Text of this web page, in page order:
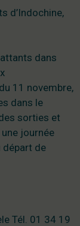
d’Indochine,
dans
11 novembre,
dans le
sorties et
journée
départ de
Tél. 01 34 19